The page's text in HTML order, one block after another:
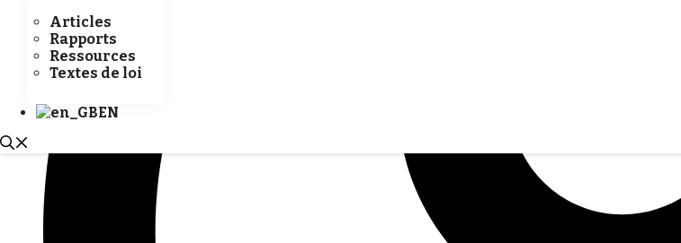
Articles
Rapports
Ressources
Textes de loi
EN